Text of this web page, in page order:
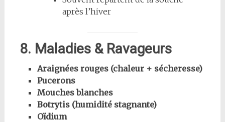
après l’hiver
8. Maladies & Ravageurs
Araignées rouges (chaleur + sécheresse)
Pucerons
Mouches blanches
Botrytis (humidité stagnante)
Oïdium